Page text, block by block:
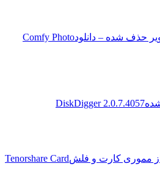
شده – دانلودComfy Photo
DiskDigger
کارت و فلشTenorshare Card